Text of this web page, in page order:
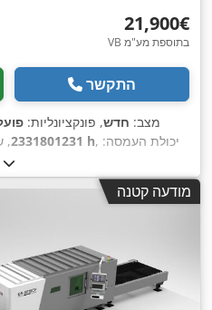
‏21,900 ‏€
VB בתוספת מע"מ
התקשר
מצב: חדש, פונקציונליות:
2331801231
, 8 h , יכולת העמסה:
4,800 מ"מ
סוג דלק:חשמלי, סוג תורן:
מודעה קטנה